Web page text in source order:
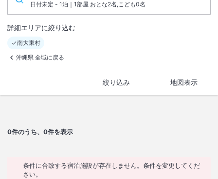
日付未定 - 1泊｜1部屋 おとな2名,こども0名
詳細エリアに絞り込む
南大東村
沖縄県 全域に戻る
絞り込み 地図表示
0件のうち、0件を表示
条件に合致する宿泊施設が存在しません。条件を変更してくだ
さい。